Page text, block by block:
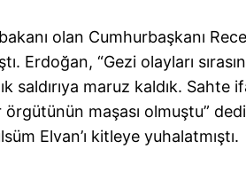
olan Cumhurbaşkanı
Erdoğan, “Gezi olayları
saldırıya maruz kaldık. Sahte
maşası olmuştu”
Elvan’ı kitleye yuhalatmıştı.